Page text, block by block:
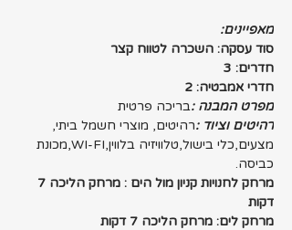
מאפיינים:
סוד עסקה: השכרה לטווח קצר
חדרים: 3
חדרי אמבטיה: 2
מפרט המבנה :בריכה פרטית
רהיטים וציוד :רהיטים, מוצרי חשמל ביתי,
מצעים,כלי בישול,טלוויזיה בלווין,WI-FI,מכונת
כביסה.
דקות
מרחק לים: מרחק הליכה 7 דקות